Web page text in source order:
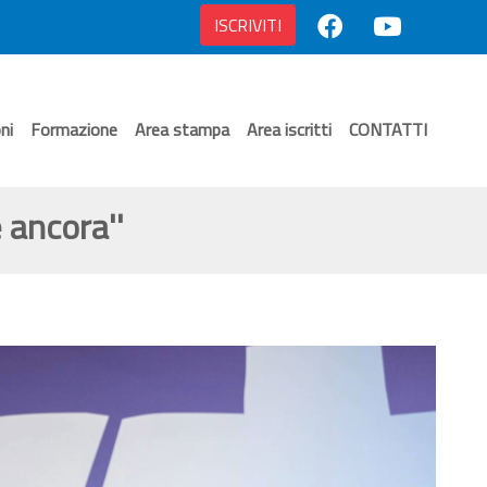
ISCRIVITI
Formazione Area stampa Area iscritti CONTATTI